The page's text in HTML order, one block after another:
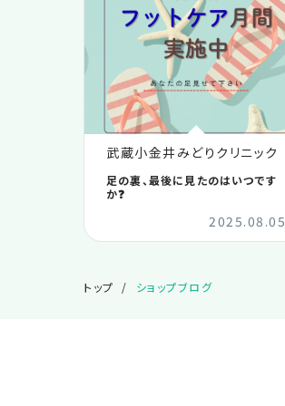
武蔵小金井みどりクリニック
足の裏、最後に見たのはいつです
か❓
2025.08.05
トップ ショップブログ